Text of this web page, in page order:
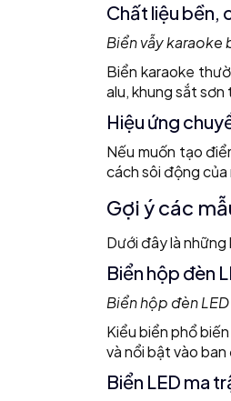
Chất liệu bền,
Biển vẫy karaoke
Biển karaoke
alu, khung sắt
Hiệu ứng
Nếu muốn tạo
cách sôi động của
Gợi ý các
Dưới đây là những
Biển hộp đèn
Biển hộp đèn LED
Kiểu biển phổ
và nổi bật vào
Biển LED ma